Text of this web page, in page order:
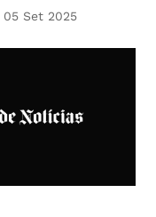
05 Set 2025